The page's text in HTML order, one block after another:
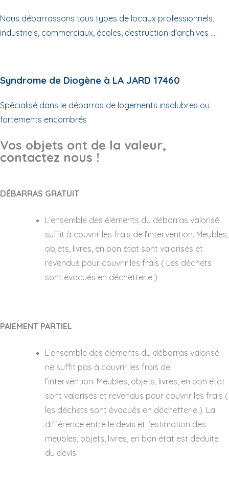
Nous débarrassons tous types de locaux professionnels,
industriels, commerciaux, écoles, destruction d'archives ...
Syndrome de Diogène à LA JARD 17460
Spécialisé dans le débarras de logements insalubres ou
fortements encombrés
Vos objets ont de la valeur,
contactez nous !
DÉBARRAS GRATUIT
L’ensemble des éléments du débarras valorisé
suffit à couvrir les frais de l’intervention. Meubles,
objets, livres, en bon état sont valorisés et
revendus pour couvrir les frais ( Les déchets
sont évacués en déchetterie )
PAIEMENT PARTIEL
L’ensemble des éléments du débarras valorisé
ne suffit pas à couvrir les frais de
l’intervention. Meubles, objets, livres, en bon état
sont valorisés et revendus pour couvrir les frais (
les déchets sont évacués en déchetterie ). La
différence entre le devis et l’estimation des
meubles, objets, livres, en bon état est déduite
du devis.